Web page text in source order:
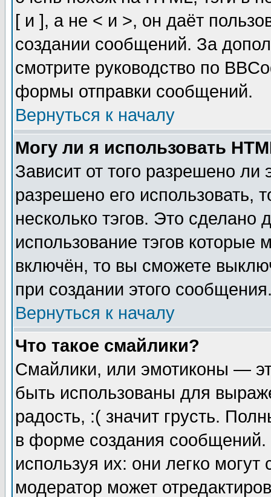
[ и ], а не < и >, он даёт
создании сообщений. За
смотрите руководство по
формы отправки сообщений.
Вернуться к началу
Могу ли я использовать
Зависит от того разрешено
разрешено его использовать,
несколько тэгов. Это сделано
использование тэгов
включён, то вы сможете
при создании этого
Вернуться к началу
Что такое смайлики?
Смайлики, или эмотиконы —
быть использованы для
радость, :( значит грусть.
в форме создания сообщений.
используя их: они легко
модератор может